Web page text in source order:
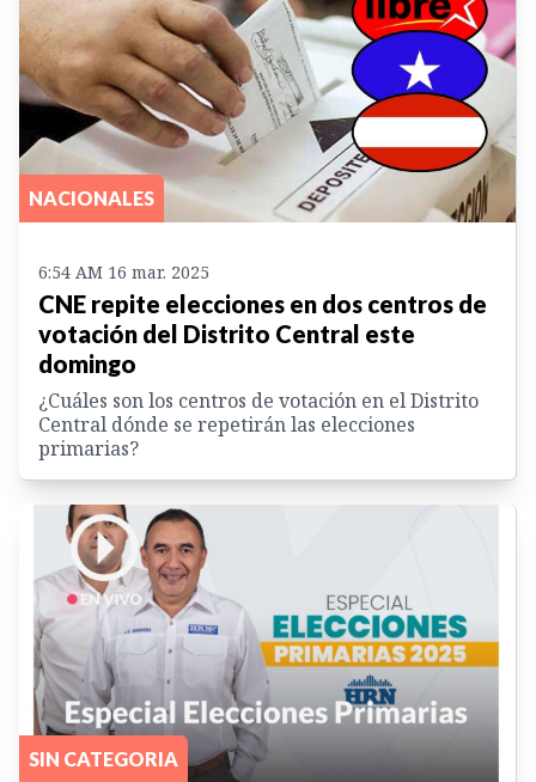
NACIONALES
6:54 AM 16 mar. 2025
CNE repite elecciones en dos centros de
votación del Distrito Central este
domingo
¿Cuáles son los centros de votación en el Distrito
Central dónde se repetirán las elecciones
primarias?
SIN CATEGORIA